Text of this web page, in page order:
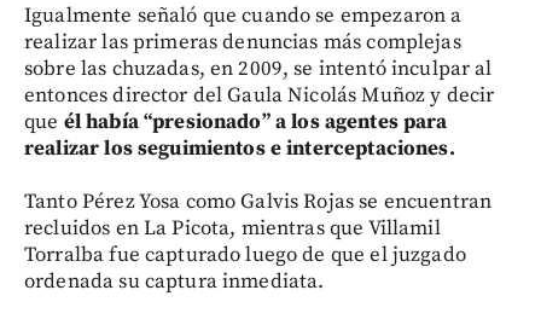
Igualmente señaló que cuando se empezaron a
realizar las primeras denuncias más complejas
sobre las chuzadas, en 2009, se intentó inculpar al
entonces director del Gaula Nicolás Muñoz y decir
que él había “presionado” a los agentes para
realizar los seguimientos e interceptaciones.
Tanto Pérez Yosa como Galvis Rojas se encuentran
recluidos en La Picota, mientras que Villamil
Torralba fue capturado luego de que el juzgado
ordenada su captura inmediata.